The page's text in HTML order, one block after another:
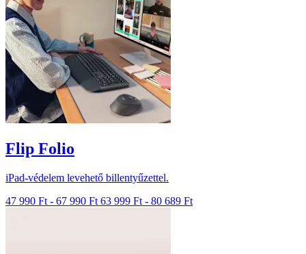
Flip Folio
iPad-védelem levehető billentyűzettel.
47 990 Ft - 67 990 Ft 63 999 Ft - 80 689 Ft